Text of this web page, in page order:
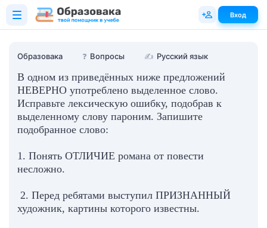
Образовака ❓ Вопросы ✍ Русский язык
В одном из приведённых ниже предложений
НЕВЕРНО употреблено выделенное слово.
Исправьте лексическую ошибку, подобрав к
выделенному слову пароним. Запишите
подобранное слово:
1. Понять ОТЛИЧИЕ романа от повести
несложно.
2. Перед ребятами выступил ПРИЗНАННЫЙ
художник, картины которого известны.
Вход